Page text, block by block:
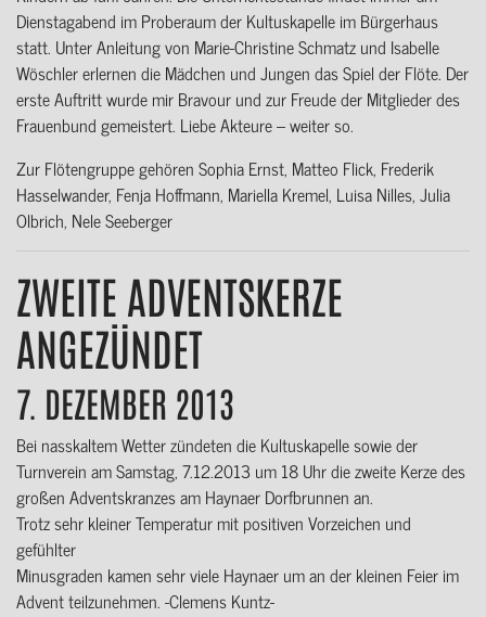
Dienstagabend im Proberaum der Kultuskapelle im Bürgerhaus
statt. Unter Anleitung von Marie-Christine Schmatz und Isabelle
Wöschler erlernen die Mädchen und Jungen das Spiel der Flöte. Der
erste Auftritt wurde mir Bravour und zur Freude der Mitglieder des
Frauenbund gemeistert. Liebe Akteure – weiter so.
Zur Flötengruppe gehören Sophia Ernst, Matteo Flick, Frederik
Hasselwander, Fenja Hoffmann, Mariella Kremel, Luisa Nilles, Julia
Olbrich, Nele Seeberger
ZWEITE ADVENTSKERZE
ANGEZÜNDET
7. DEZEMBER 2013
Bei nasskaltem Wetter zündeten die Kultuskapelle sowie der
Turnverein am Samstag, 7.12.2013 um 18 Uhr die zweite Kerze des
großen Adventskranzes am Haynaer Dorfbrunnen an.
Trotz sehr kleiner Temperatur mit positiven Vorzeichen und
gefühlter
Minusgraden kamen sehr viele Haynaer um an der kleinen Feier im
Advent teilzunehmen. -Clemens Kuntz-